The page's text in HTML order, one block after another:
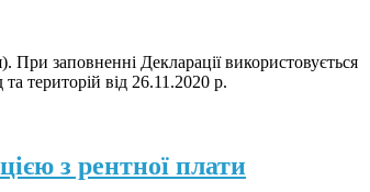
При заповненні Декларації використовується
територій від 26.11.2020 р.
з рентної плати